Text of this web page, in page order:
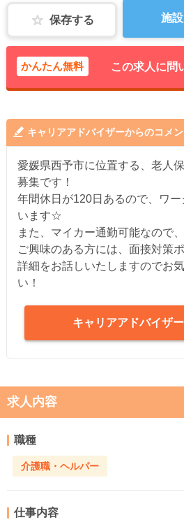
保存する 施
かんたん無料 この求人に問
キャリアアドバイザーからのコメン
愛媛県西予市に位置する、老人
募集です！
年間休日が120日あるので、ワ
います☆
また、マイカー通勤可能なので
ご興味のある方には、面接対策
詳細をお話しいたしますのでお
い！
キャリアアドバイザ
求人内容
職種
介護職・ヘルパー
仕事内容